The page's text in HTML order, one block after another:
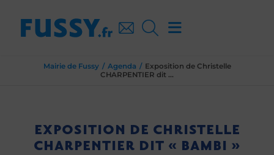
Mairie de Fussy Agenda
Exposition de Christelle
CHARPENTIER dit ...
EXPOSITION DE CHRISTELLE
CHARPENTIER DIT « BAMBI »